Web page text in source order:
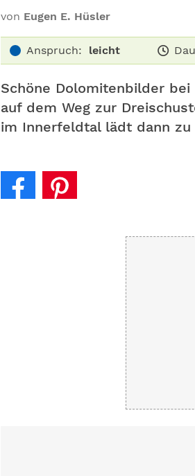
von Eugen E. Hüsler
Anspruch: leicht
Schöne Dolomitenbilder
auf dem Weg zur
im Innerfeldtal lädt dann